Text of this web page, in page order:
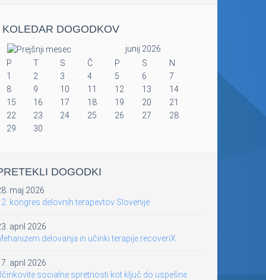
KOLEDAR DOGODKOV
junij 2026
P
T S Č P S
N
1
2 3 4 5 6
7
8
9 10 11 12 13
14
15
16 17 18 19 20
21
22
23 24 25 26 27
28
29
30
DOGODKI
maj 2026
kongres delovnih terapevtov Slovenije
april 2026
delovanja in učinki terapije recoveriX
april 2026
socialne spretnosti kot ključ do uspešne